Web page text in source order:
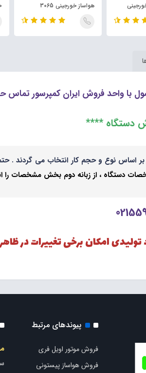
هواساز خورجینی 3065
با واحد فروش ایران کمپرسور تماس
اساس نوع و حجم کار انتخاب می گردند .
دستگاه ، از زبانه دوم بخش مشخصات را
تولیدی امکان برخی تغییرات
پیوندهای مرتبط
فروش موتور اویل فری
فروش هواساز پیستونی